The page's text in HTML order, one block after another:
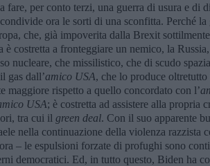
fare, per conto terzi, una guerra di usura e di
ora le sorti di una sconfitta. Perché
che, già impoverita dalla Brexit
è costretta a fronteggiare un nemico, la
nucleare, che missilistico, che di scudo
gas dall’amico USA, che lo produce
maggiore rispetto a quello concordato con l’
USA; è costretta ad assistere alla propria
tra cui il green deal. Con il suo apparente
nella continuazione della violenza razzista
– le espulsioni forzate di profughi sono
democratici. Ed, in tutto questo, Biden ha